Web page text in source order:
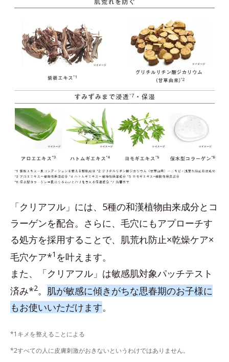
「クリアフル」には、5種の和漢植物由来成分とコ
ラーゲンを配合。さらに、毛穴にもアプローチす
る処方を採用することで、肌荒れ防止×乾燥ケア×
毛穴ケア*1 を叶えます。
また、「クリアフル」は敏感肌対象パッチテスト
済み*2。 肌が敏感に傾きがちな思春期のお子様に
もお使いいただけます。
*1キメを整えることによる
*2すべての人に皮膚刺激がおきないというわけではありません。